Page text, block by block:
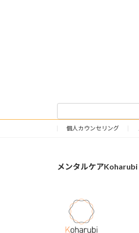
個人カウンセリング
メンタルケアKoharubi